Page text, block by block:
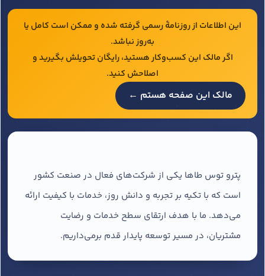
این اطلاعات از روزنامهٔ رسمی گرفته شده و ممکن است کامل یا
به‌روز نباشد.
اگر مالک این کسب‌وکار هستید، رایگان تحویلش بگیرید و
اصلاحش کنید.
مالک این صفحه هستم ←
پترو توس طاها یکی از شرکت‌های فعال در صنعت کشور
است که با تکیه بر تجربه و دانش روز، خدمات با کیفیت ارائه
می‌دهد. ما با هدف ارتقای سطح خدمات و رضایت
مشتریان، در مسیر توسعه پایدار قدم برمی‌داریم.